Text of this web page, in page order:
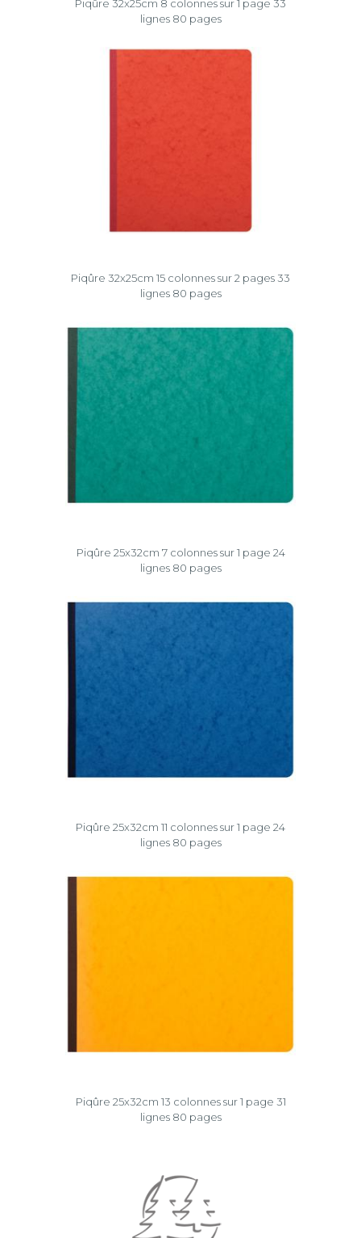
Piqûre 32x25cm 8 colonnes sur 1 page 33
lignes 80 pages
Piqûre 32x25cm 15 colonnes sur 2 pages 33
lignes 80 pages
Piqûre 25x32cm 7 colonnes sur 1 page 24
lignes 80 pages
Piqûre 25x32cm 11 colonnes sur 1 page 24
lignes 80 pages
Piqûre 25x32cm 13 colonnes sur 1 page 31
lignes 80 pages